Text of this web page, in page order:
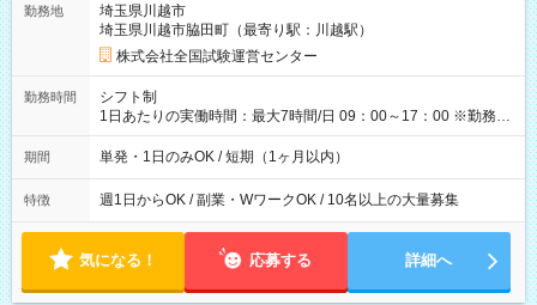
例】 ・河合塾模擬試験 8:30～17:30（休憩1時間） 時給1,300円
×8時間＝日収10,400円＋交通費 ※当日の役割により時給＋100
円の場合あり ・国家試験 7:00～13:30（休憩なし） 時給1,300
円（役割手当＋100円）×6時間＝日収8,400円＋交通費 【試用期
間】試用期間なし
勤務地
埼玉県川越市
埼玉県川越市脇田町（最寄り駅：川越駅）
株式会社全国試験運営センター
勤務時間
シフト制
1日あたりの実働時間：最大7時間/日 09：00～17：00 ※勤務時
間は 試験により異なります。
期間 単発・1日のみOK / 短期（1ヶ月以内）
特徴 週1日からOK / 副業・WワークOK / 10名以上の大量募集
気になる！ 応募する 詳細へ